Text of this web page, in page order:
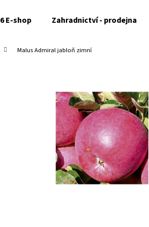
E-shop Zahradnictví - prodejna
Malus Admiraljabloň zimní
Co potřebujete najít?
HLEDAT
Doporučujeme